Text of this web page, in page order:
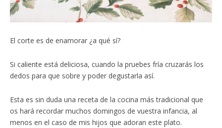
El corte es de enamorar ¿a qué sí?
Si caliente está deliciosa, cuando la pruebes fría cruzarás los
dedos para que sobre y poder degustarla así.
Esta es sin duda una receta de la cocina más tradicional que
os hará recordar muchos domingos de vuestra infancia, al
menos en el caso de mis hijos que adoran este plato.